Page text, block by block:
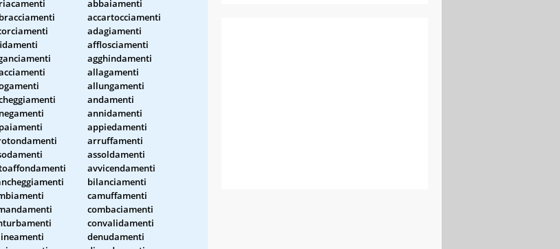
abbaiamenti
accartocciamenti
adagiamenti
afflosciamenti
agghindamenti
allagamenti
allungamenti
andamenti
annidamenti
appiedamenti
arruffamenti
assoldamenti
avvicendamenti
bilanciamenti
camuffamenti
combaciamenti
convalidamenti
denudamenti